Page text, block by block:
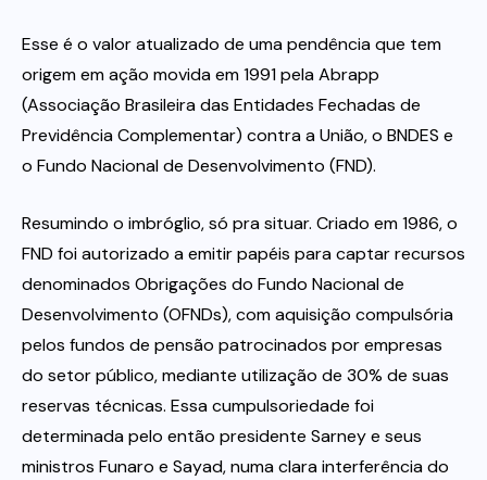
Esse é o valor atualizado de uma pendência que tem
origem em ação movida em 1991 pela Abrapp
(Associação Brasileira das Entidades Fechadas de
Previdência Complementar) contra a União, o BNDES e
o Fundo Nacional de Desenvolvimento (FND).
Resumindo o imbróglio, só pra situar. Criado em 1986, o
FND foi autorizado a emitir papéis para captar recursos
denominados Obrigações do Fundo Nacional de
Desenvolvimento (OFNDs), com aquisição compulsória
pelos fundos de pensão patrocinados por empresas
do setor público, mediante utilização de 30% de suas
reservas técnicas. Essa cumpulsoriedade foi
determinada pelo então presidente Sarney e seus
ministros Funaro e Sayad, numa clara interferência do